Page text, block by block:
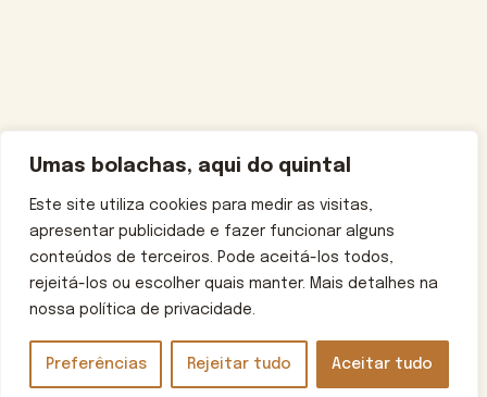
Umas bolachas, aqui do quintal
Este site utiliza cookies para medir as visitas,
apresentar publicidade e fazer funcionar alguns
conteúdos de terceiros. Pode aceitá-los todos,
rejeitá-los ou escolher quais manter. Mais detalhes na
nossa política de privacidade.
Preferências Rejeitar tudo Aceitar tudo